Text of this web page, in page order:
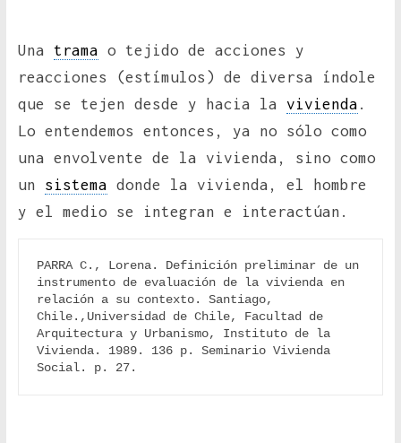
Una trama o tejido de acciones y
reacciones (estímulos) de diversa índole
que se tejen desde y hacia la vivienda .
Lo entendemos entonces, ya no sólo como
una envolvente de la vivienda, sino como
un sistema donde la vivienda, el hombre
y el medio se integran e interactúan.
PARRA C., Lorena. Definición preliminar de un
instrumento de evaluación de la vivienda en
relación a su contexto. Santiago,
Chile.,Universidad de Chile, Facultad de
Arquitectura y Urbanismo, Instituto de la
Vivienda. 1989. 136 p. Seminario Vivienda
Social. p. 27.